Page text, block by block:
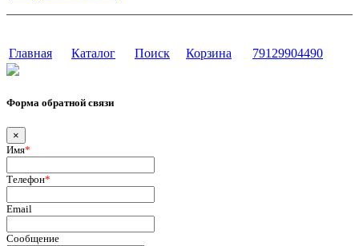
Главная Каталог Поиск Корзина 79129904490
Форма обратной связи
×
Имя*
Телефон*
Email
Сообщение